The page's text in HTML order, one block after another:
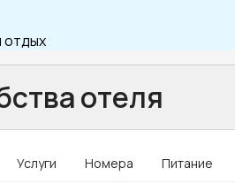
отеля
Услуги Номера Питание